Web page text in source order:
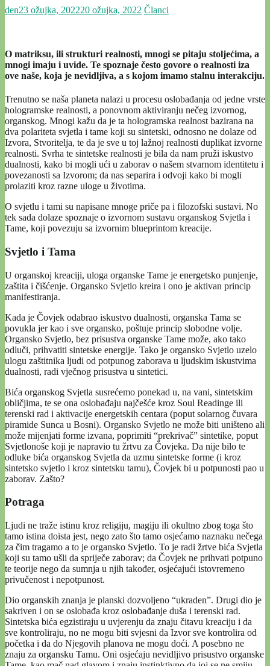
den23 ožujka, 202220 ožujka, 2022 Članci
O matriksu, ili strukturi realnosti, mnogi se pitaju stoljećima, a
mnogi imaju i uvide. Te spoznaje često govore o realnosti iza
ove naše, koja je nevidljiva, a s kojom imamo stalnu interakciju.
Trenutno se naša planeta nalazi u procesu oslobađanja od jedne vrste
hologramske realnosti, a ponovnom aktiviranju nečeg izvornog,
organskog. Mnogi kažu da je ta hologramska realnost bazirana na
dva polariteta svjetla i tame koji su sintetski, odnosno ne dolaze od
Izvora, Stvoritelja, te da je sve u toj lažnoj realnosti duplikat izvorne
realnosti. Svrha te sintetske realnosti je bila da nam pruži iskustvo
dualnosti, kako bi mogli ući u zaborav o našem stvarnom identitetu i
povezanosti sa Izvorom; da nas separira i odvoji kako bi mogli
prolaziti kroz razne uloge u životima.
O svjetlu i tami su napisane mnoge priče pa i filozofski sustavi. No
tek sada dolaze spoznaje o izvornom sustavu organskog Svjetla i
Tame, koji povezuju sa izvornim blueprintom kreacije.
Svjetlo i Tama
U organskoj kreaciji, uloga organske Tame je energetsko punjenje,
zaštita i čišćenje. Organsko Svjetlo kreira i ono je aktivan princip
manifestiranja.
Kada je Čovjek odabrao iskustvo dualnosti, organska Tama se
povukla jer kao i sve organsko, poštuje princip slobodne volje.
Organsko Svjetlo, bez prisustva organske Tame može, ako tako
odluči, prihvatiti sintetske energije. Tako je organsko Svjetlo uzelo
ulogu zaštitnika ljudi od potpunog zaborava u ljudskim iskustvima
dualnosti, radi vječnog prisustva u sintetici.
Bića organskog Svjetla susrećemo ponekad u, na vani, sintetskim
obličjima, te se ona oslobađaju najčešće kroz Soul Readinge ili
terenski rad i aktivacije energetskih centara (poput solarnog čuvara
piramide Sunca u Bosni). Organsko Svjetlo ne može biti uništeno ali
može mijenjati forme izvana, poprimiti “prekrivač” sintetike, poput
Svjetlonoše koji je napravio tu žrtvu za Čovjeka. Da nije bilo te
odluke bića organskog Svjetla da uzmu sintetske forme (i kroz
sintetsko svjetlo i kroz sintetsku tamu), Čovjek bi u potpunosti pao u
zaborav. Zašto?
Potraga
Ljudi ne traže istinu kroz religiju, magiju ili okultno zbog toga što
tamo istina doista jest, nego zato što tamo osjećamo naznaku nečega
za čim tragamo a to je organsko Svjetlo. To je radi žrtve bića Svjetla
koji su tamo ušli da spriječe zaborav; da Čovjek ne prihvati potpuno
te teorije nego da sumnja u njih također, osjećajući istovremeno
privučenost i nepotpunost.
Dio organskih znanja je planski dozvoljeno “ukraden”. Drugi dio je
sakriven i on se oslobađa kroz oslobađanje duša i terenski rad.
Sintetska bića egzistiraju u uvjerenju da znaju čitavu kreaciju i da
sve kontroliraju, no ne mogu biti svjesni da Izvor sve kontrolira od
početka i da do Njegovih planova ne mogu doći. A posebno ne
znaju za organsku Tamu. Oni osjećaju nevidljivo prisustvo organske